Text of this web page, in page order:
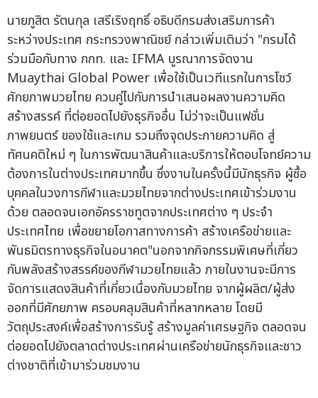
นายภูสิต รัตนกุล เสรีเริงฤทธิ์ อธิบดีกรมส่งเสริมการค้า
ระหว่างประเทศ กระทรวงพาณิชย์ กล่าวเพิ่มเติมว่า "กรมได้
ร่วมมือกับทาง กกท. และ IFMA บูรณาการจัดงาน
Muaythai Global Power เพื่อใช้เป็นเวทีแรกในการโชว์
ศักยภาพมวยไทย ควบคู่ไปกับการนำเสนอผลงานความคิด
สร้างสรรค์ ที่ต่อยอดไปยังธุรกิจอื่น ไม่ว่าจะเป็นแฟชั่น
ภาพยนตร์ ของใช้และเกม รวมถึงจุดประกายความคิด สู่
ทัศนคติใหม่ ๆ ในการพัฒนาสินค้าและบริการให้ตอบโจทย์ความ
ต้องการในต่างประเทศมากขึ้น ซึ่งงานในครั้งนี้มีนักธุรกิจ ผู้ซื้อ
บุคคลในวงการกีฬาและมวยไทยจากต่างประเทศเข้าร่วมงาน
ด้วย ตลอดจนเอกอัครราชทูตจากประเทศต่าง ๆ ประจำ
ประเทศไทย เพื่อขยายโอกาสทางการค้า สร้างเครือข่ายและ
พันธมิตรทางธุรกิจในอนาคต"นอกจากกิจกรรมพิเศษที่เกี่ยว
กับพลังสร้างสรรค์ของกีฬามวยไทยแล้ว ภายในงานจะมีการ
จัดการแสดงสินค้าที่เกี่ยวเนื่องกับมวยไทย จากผู้ผลิต/ผู้ส่ง
ออกที่มีศักยภาพ ครอบคลุมสินค้าที่หลากหลาย โดยมี
วัตถุประสงค์เพื่อสร้างการรับรู้ สร้างมูลค่าเศรษฐกิจ ตลอดจน
ต่อยอดไปยังตลาดต่างประเทศผ่านเครือข่ายนักธุรกิจและชาว
ต่างชาติที่เข้ามาร่วมชมงาน